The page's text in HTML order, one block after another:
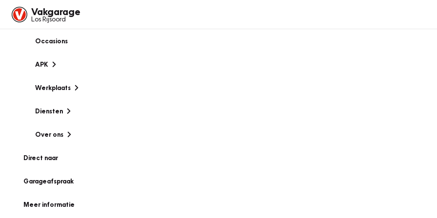
Vakgarage
Los Rijsoord
Occasions
APK
Werkplaats
Diensten
Over ons
Direct naar
Garageafspraak
Meer informatie